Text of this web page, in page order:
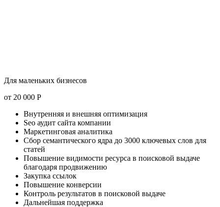
Для маленьких бизнесов
от 20 000 Р
Внутренняя и внешняя оптимизация
Seo аудит сайта компании
Маркетинговая аналитика
Сбор семантического ядра до 3000 ключевых слов для
статей
Повышение видимости ресурса в поисковой выдаче
благодаря продвижению
Закупка ссылок
Повышение конверсии
Контроль результатов в поисковой выдаче
Дальнейшая поддержка